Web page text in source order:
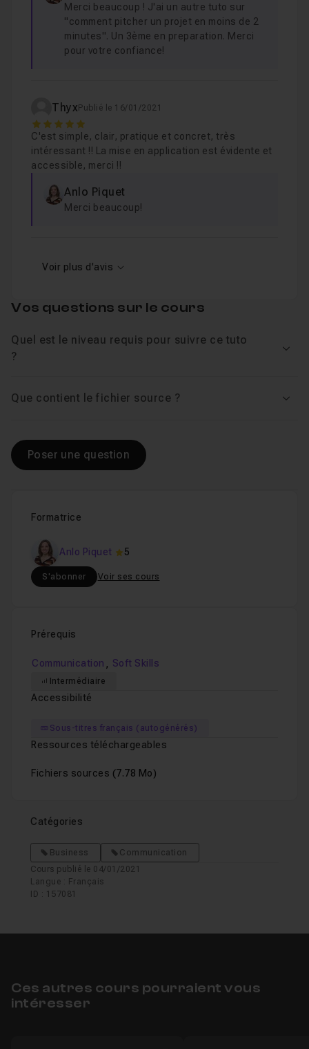
Merci beaucoup ! J'ai un autre tuto sur
"comment pitcher un projet en moins de 2
minutes". Un 3ème en preparation. Merci
pour votre confiance!
Thyx Publié le 16/01/2021
5
C'est simple, clair, pratique et concret, très
intéressant !! La mise en application est évidente et
accessible, merci !!
Anlo Piquet
Merci beaucoup!
Voir plus d'avis
Formatrice
Anlo Piquet 5
S'abonner Voir ses cours
Prérequis
Communication , Soft Skills
Intermédiaire
Accessibilité
Sous-titres français (autogénérés)
Ressources téléchargeables
Fichiers sources (7.78 Mo)
Catégories
Business
Communication
Cours publié le 04/01/2021
Langue : Français
ID : 157081
Vos questions sur le cours
Quel est le niveau requis pour suivre ce tuto
?
Que contient le fichier source ?
Poser une question
Ces autres cours pourraient vous
intéresser